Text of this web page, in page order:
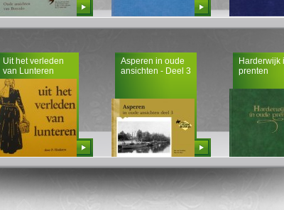
Bestellen
Uit het verleden
van Lunteren
Bestellen
Asperen in oude
ansichten - Deel 3
Bestellen
Harderwijk
prenten